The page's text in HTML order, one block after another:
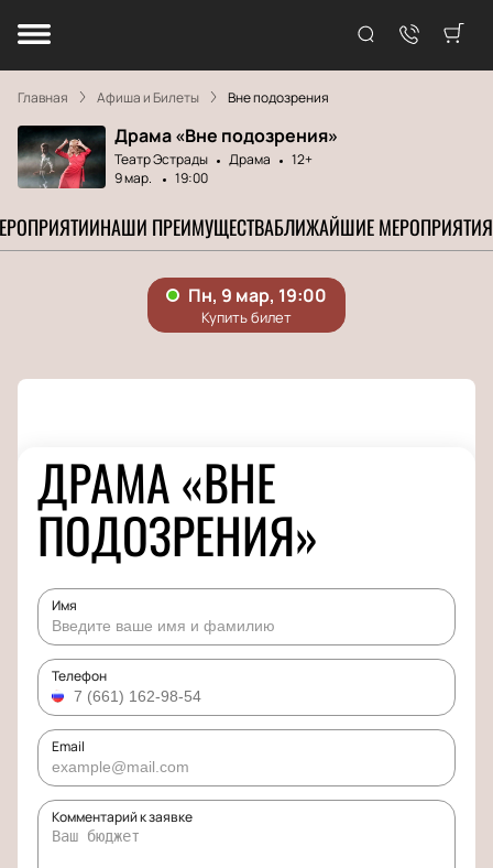
Главная Афиша и Билеты Вне подозрения
Драма «Вне подозрения»
Театр Эстрады Драма
12+
9 мар.
19:00
НАШИ ПРЕИМУЩЕСТВАБЛИЖАЙШИЕ МЕРОПРИЯТИЯ
ДРАМА «ВНЕ
ПОДОЗРЕНИЯ»
Имя
Телефон
Email
Комментарий к заявке